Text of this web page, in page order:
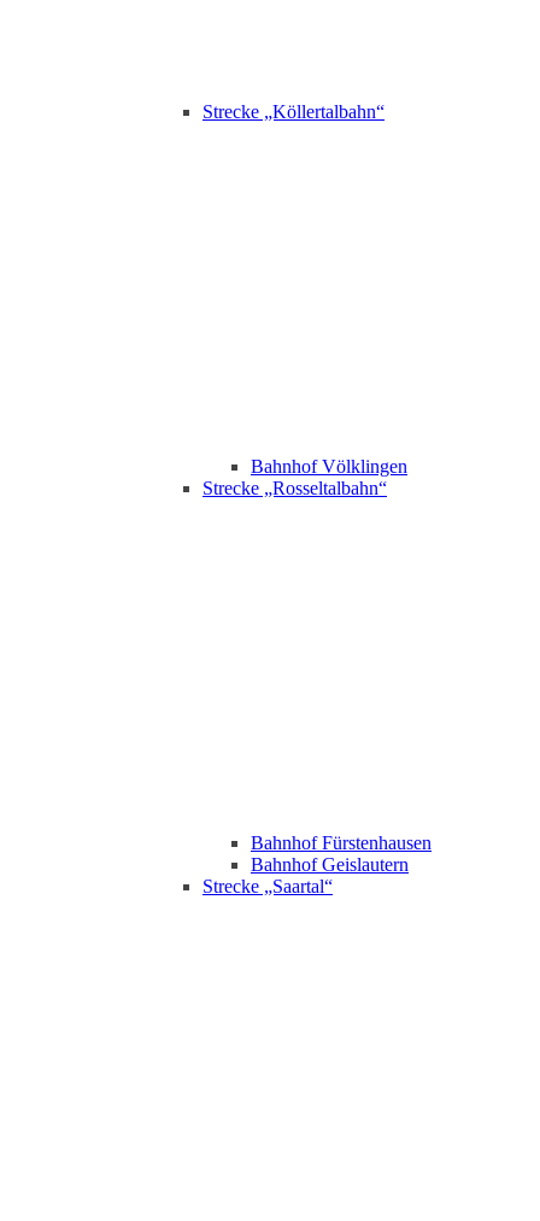
Strecke „Köllertalbahn“
Bahnhof Völklingen
Strecke „Rosseltalbahn“
Bahnhof Fürstenhausen
Bahnhof Geislautern
Strecke „Saartal“